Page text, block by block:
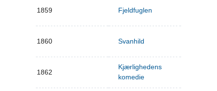
1859 Fjeldfuglen
1860 Svanhild
1862
Kjærlighedens
komedie